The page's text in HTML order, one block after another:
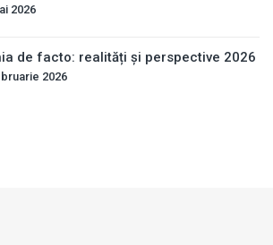
2026
de facto: realități și perspective 2026
2026